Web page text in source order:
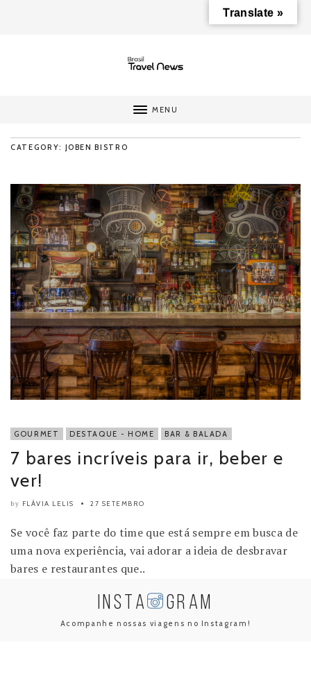
MENU
CATEGORY: JOBEN BISTRO
GOURMET DESTAQUE - HOME BAR & BALADA
7 bares incríveis para ir, beber e
ver!
by FLÁVIA LELIS 27 SETEMBRO
Se você faz parte do time que está sempre em busca de
uma nova experiência, vai adorar a ideia de desbravar
bares e restaurantes que..
INSTA GRAM
Acompanhe nossas viagens no Instagram!
Translate »